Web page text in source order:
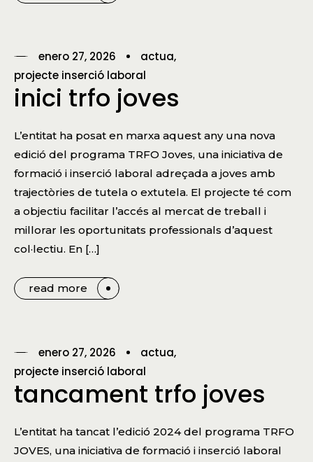
enero 27, 2026
actua
projecte inserció laboral
inici trfo joves
L’entitat ha posat en marxa aquest any una nova
edició del programa TRFO Joves, una iniciativa de
formació i inserció laboral adreçada a joves amb
trajectòries de tutela o extutela. El projecte té com
a objectiu facilitar l’accés al mercat de treball i
millorar les oportunitats professionals d’aquest
col·lectiu. En […]
read more
enero 27, 2026
actua
projecte inserció laboral
tancament trfo joves
L’entitat ha tancat l’edició 2024 del programa TRFO
JOVES, una iniciativa de formació i inserció laboral